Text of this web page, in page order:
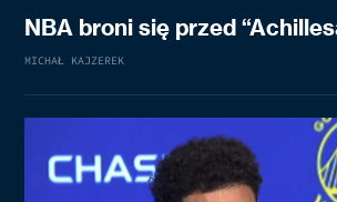
NBA broni się przed
MICHAŁ KAJZEREK